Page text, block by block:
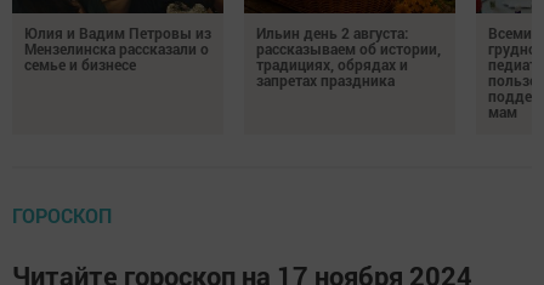
Юлия и Вадим Петровы из
Мензелинска рассказали о
семье и бизнесе
Ильин день 2 августа:
рассказываем об истории,
традициях, обрядах и
запретах праздника
пользе
мам
ГОРОСКОП
Читайте гороскоп на 17 ноября 2024